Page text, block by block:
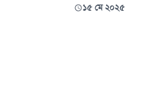
১৫ মে ২০২৫